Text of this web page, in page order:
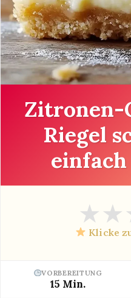
Zitronen-
Riegel
★★
Klicke
VORBEREITUNG
15 Min.